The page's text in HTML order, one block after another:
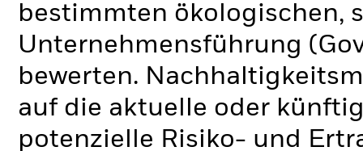
bestimmten ökologischen,
Unternehmensführung
bewerten.
auf die aktuelle oder
potenzielle Risiko- und